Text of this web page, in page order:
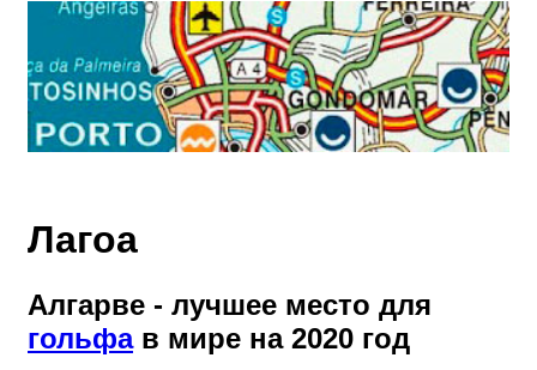
Лагoа
Алгарве - лучшее место для
гольфав мире на 2020 год